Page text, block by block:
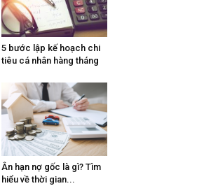
5 bước lập kế hoạch chi
tiêu cá nhân hàng tháng
Ân hạn nợ gốc là gì? Tìm
hiểu về thời gian...